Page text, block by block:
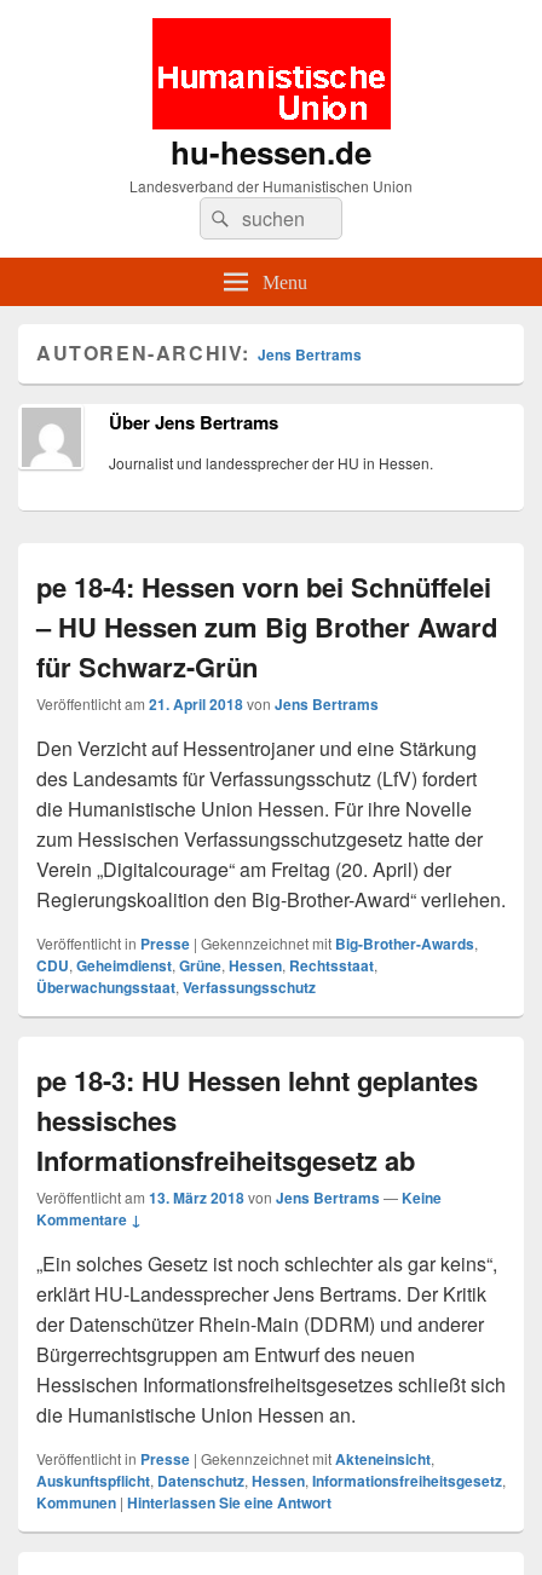
hu-hessen.de
Landesverband der Humanistischen Union
Search
for:
Suche
Menu
AUTOREN-ARCHIV: Jens Bertrams
Über Jens Bertrams
Journalist und landessprecher der HU in Hessen.
pe 18-4: Hessen vorn bei Schnüffelei
– HU Hessen zum Big Brother Award
für Schwarz-Grün
Veröffentlicht am 21. April 2018von Jens Bertrams
Den Verzicht auf Hessentrojaner und eine Stärkung
des Landesamts für Verfassungsschutz (LfV) fordert
die Humanistische Union Hessen. Für ihre Novelle
zum Hessischen Verfassungsschutzgesetz hatte der
Verein „Digitalcourage“ am Freitag (20. April) der
Regierungskoalition den Big-Brother-Award“ verliehen.
Veröffentlicht in Presse | Gekennzeichnet mit Big-Brother-Awards,
CDU, Geheimdienst, Grüne, Hessen, Rechtsstaat,
Überwachungsstaat, Verfassungsschutz
pe 18-3: HU Hessen lehnt geplantes
hessisches
Informationsfreiheitsgesetz ab
Veröffentlicht am 13. März 2018von Jens Bertrams—Keine
Kommentare ↓
„Ein solches Gesetz ist noch schlechter als gar keins“,
erklärt HU-Landessprecher Jens Bertrams. Der Kritik
der Datenschützer Rhein-Main (DDRM) und anderer
Bürgerrechtsgruppen am Entwurf des neuen
Hessischen Informationsfreiheitsgesetzes schließt sich
die Humanistische Union Hessen an.
Veröffentlicht in Presse | Gekennzeichnet mitAkteneinsicht,
Auskunftspflicht, Datenschutz, Hessen, Informationsfreiheitsgesetz,
Kommunen | Hinterlassen Sie eine Antwort